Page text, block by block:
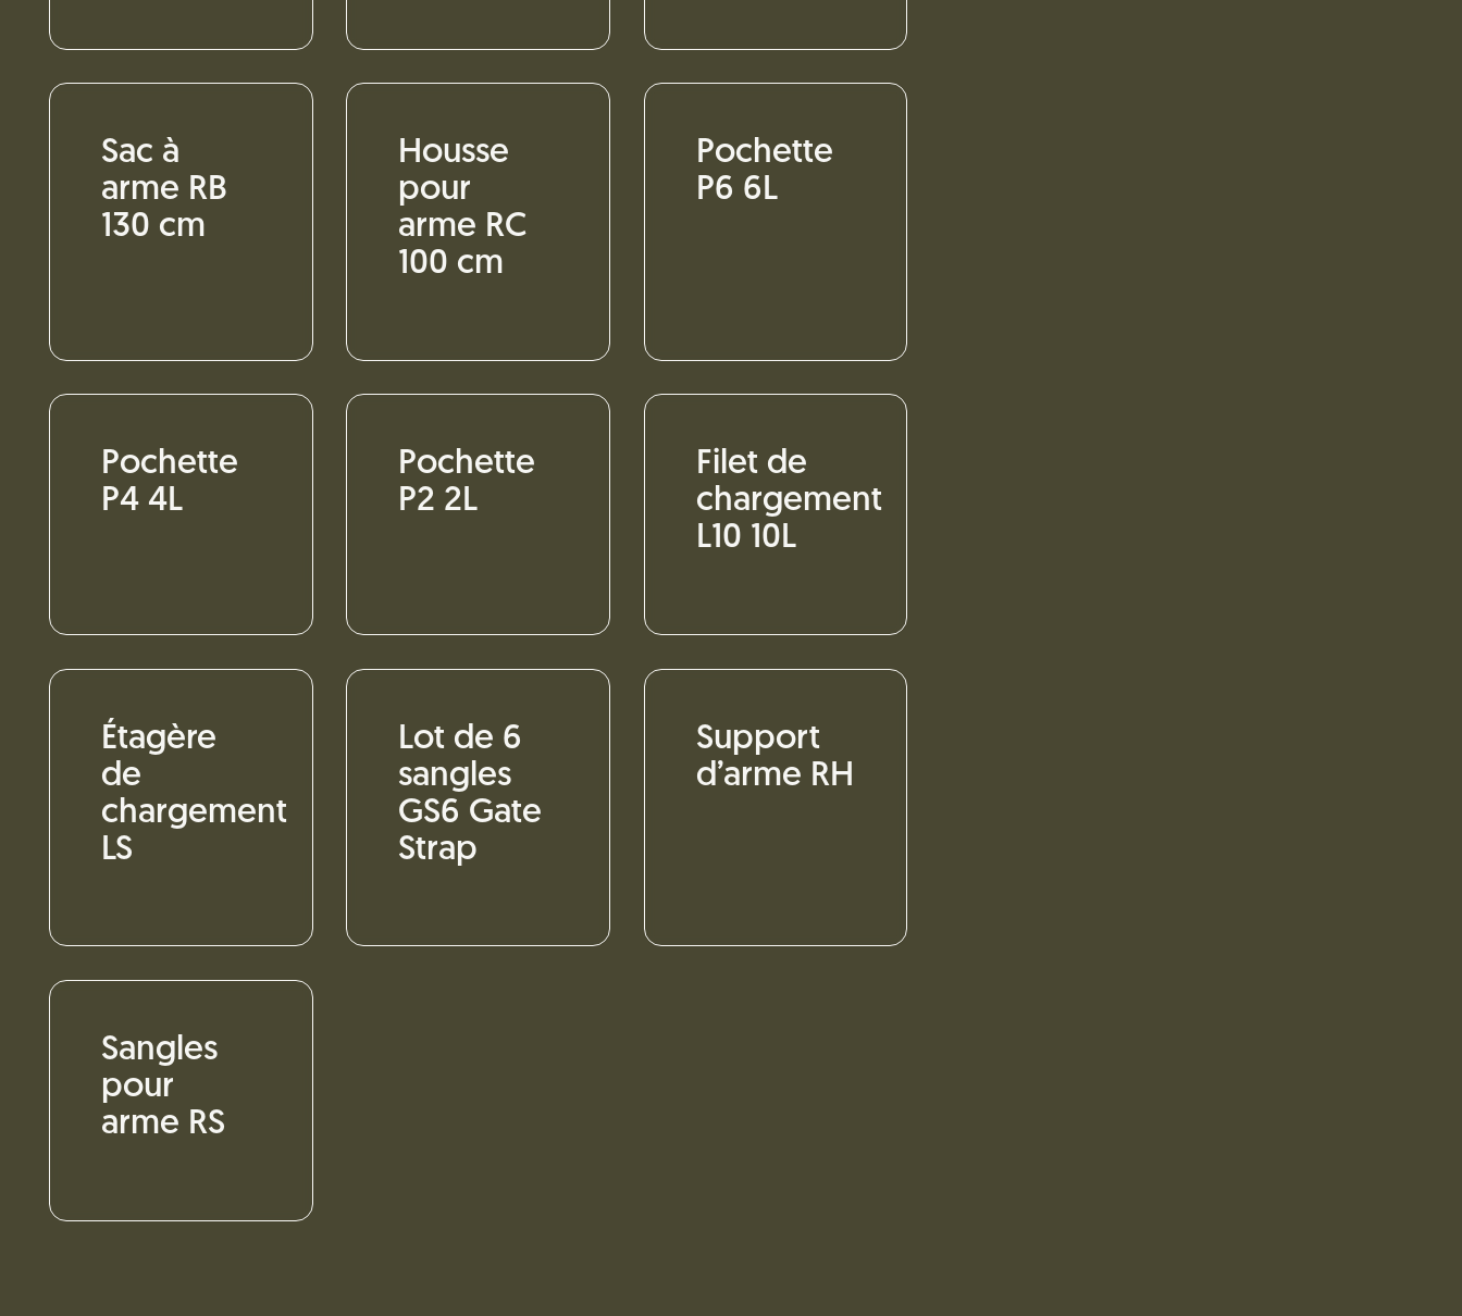
Sac à
arme RB
130 cm
Housse
pour
arme RC
100 cm
Pochette
P6 6L
Pochette
P4 4L
Pochette
P2 2L
Filet de
chargement
L10 10L
Étagère
de
chargement
LS
Lot de 6
sangles
GS6 Gate
Strap
Support
d’arme RH
Sangles
pour
arme RS